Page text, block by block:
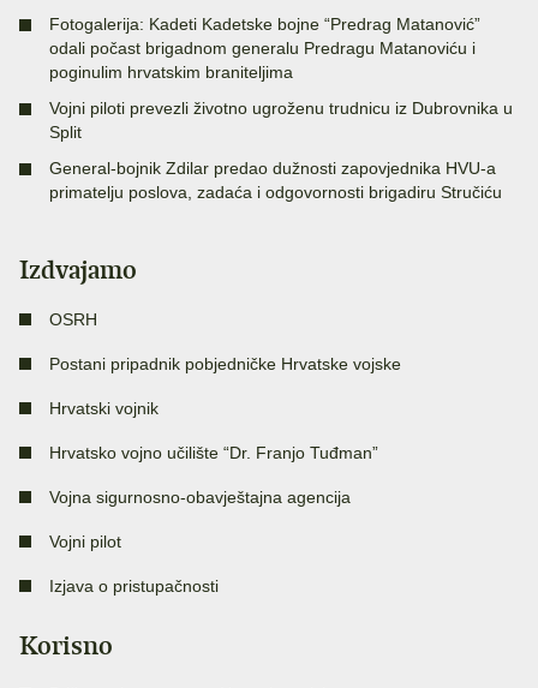
Fotogalerija: Kadeti Kadetske bojne “Predrag Matanović”
odali počast brigadnom generalu Predragu Matanoviću i
poginulim hrvatskim braniteljima
Vojni piloti prevezli životno ugroženu trudnicu iz Dubrovnika u
Split
General-bojnik Zdilar predao dužnosti zapovjednika HVU-a
primatelju poslova, zadaća i odgovornosti brigadiru Stručiću
Izdvajamo
OSRH
Postani pripadnik pobjedničke Hrvatske vojske
Hrvatski vojnik
Hrvatsko vojno učilište “Dr. Franjo Tuđman”
Vojna sigurnosno-obavještajna agencija
Vojni pilot
Izjava o pristupačnosti
Korisno